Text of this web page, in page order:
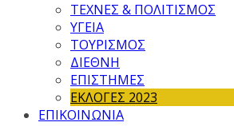
ΤΕΧΝΕΣ & ΠΟΛΙΤΙΣΜΟΣ
ΥΓΕΙΑ
ΤΟΥΡΙΣΜΟΣ
ΔΙΕΘΝΗ
ΕΠΙΣΤΗΜΕΣ
ΕΚΛΟΓΕΣ 2023
ΕΠΙΚΟΙΝΩΝΙΑ